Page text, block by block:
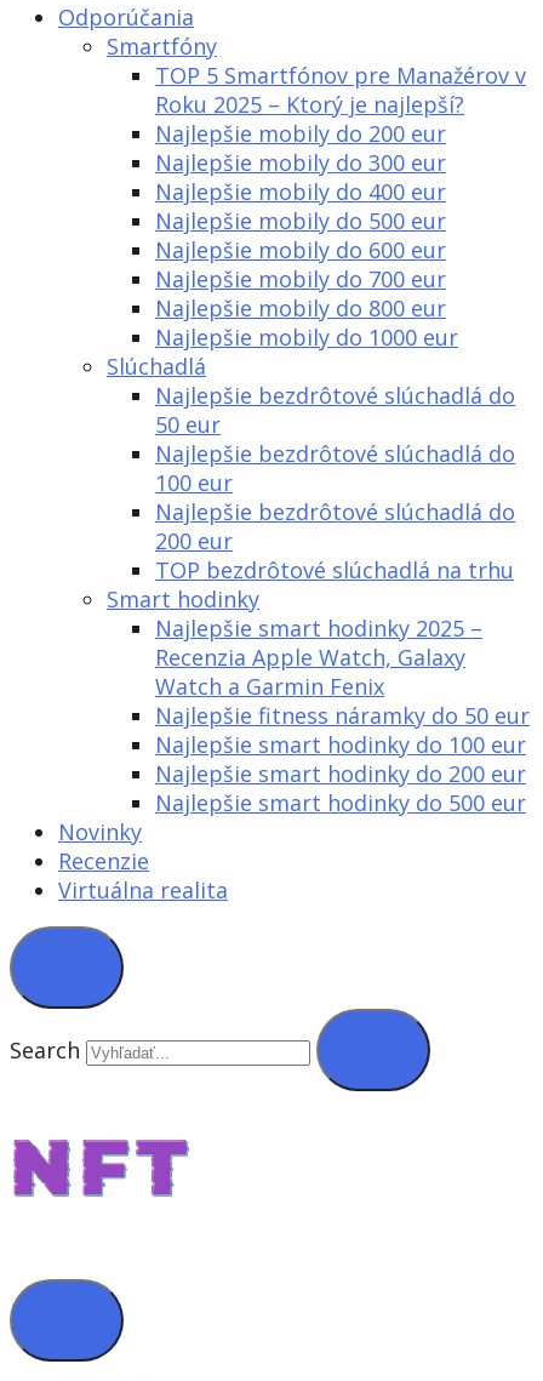
Odporúčania
Smartfóny
TOP 5 Smartfónov pre Manažérov v
Roku 2025 – Ktorý je najlepší?
Najlepšie mobily do 200 eur
Najlepšie mobily do 300 eur
Najlepšie mobily do 400 eur
Najlepšie mobily do 500 eur
Najlepšie mobily do 600 eur
Najlepšie mobily do 700 eur
Najlepšie mobily do 800 eur
Najlepšie mobily do 1000 eur
Slúchadlá
Najlepšie bezdrôtové slúchadlá do
50 eur
Najlepšie bezdrôtové slúchadlá do
100 eur
Najlepšie bezdrôtové slúchadlá do
200 eur
TOP bezdrôtové slúchadlá na trhu
Smart hodinky
Najlepšie smart hodinky 2025 –
Recenzia Apple Watch, Galaxy
Watch a Garmin Fenix
Najlepšie fitness náramky do 50 eur
Najlepšie smart hodinky do 100 eur
Najlepšie smart hodinky do 200 eur
Najlepšie smart hodinky do 500 eur
Novinky
Recenzie
Virtuálna realita
Search